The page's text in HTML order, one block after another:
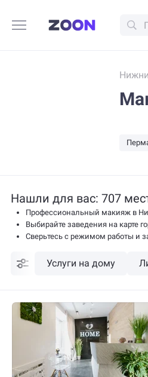
Нашли для вас: 707
Профессиональный макияж в
Выбирайте заведения на карте
Сверьтесь с режимом работы и
Услуги на дому